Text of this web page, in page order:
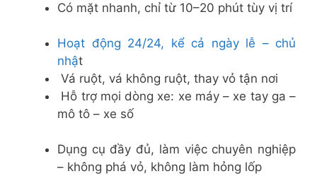
Có mặt nhanh, chỉ từ 10–20 phút tùy vị trí
Hoạt động 24/24, kể cả ngày lễ – chủ
nhật
Vá ruột, vá không ruột, thay vỏ tận nơi
Hỗ trợ mọi dòng xe: xe máy – xe tay ga –
mô tô – xe số
Dụng cụ đầy đủ, làm việc chuyên nghiệp
– không phá vỏ, không làm hỏng lốp